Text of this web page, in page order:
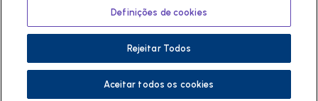
Política Privacidade para Profissionais de
Saúde
Definições de cookies
Rejeitar Todos
Aceitar todos os cookies